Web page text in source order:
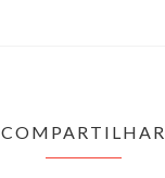
COMPARTILHAR